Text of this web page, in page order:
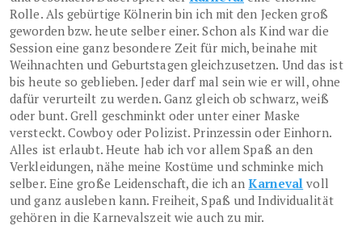
Rolle. Als gebürtige Kölnerin bin ich mit den Jecken groß
geworden bzw. heute selber einer. Schon als Kind war die
Session eine ganz besondere Zeit für mich, beinahe mit
Weihnachten und Geburtstagen gleichzusetzen. Und das ist
bis heute so geblieben. Jeder darf mal sein wie er will, ohne
dafür verurteilt zu werden. Ganz gleich ob schwarz, weiß
oder bunt. Grell geschminkt oder unter einer Maske
versteckt. Cowboy oder Polizist. Prinzessin oder Einhorn.
Alles ist erlaubt. Heute hab ich vor allem Spaß an den
Verkleidungen, nähe meine Kostüme und schminke mich
selber. Eine große Leidenschaft, die ich anKarneval voll
und ganz ausleben kann. Freiheit, Spaß und Individualität
gehören in die Karnevalszeit wie auch zu mir.